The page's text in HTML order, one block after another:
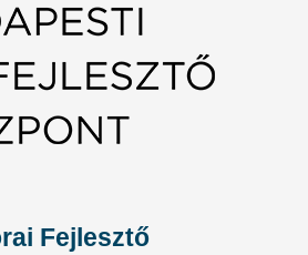
Fejlesztő